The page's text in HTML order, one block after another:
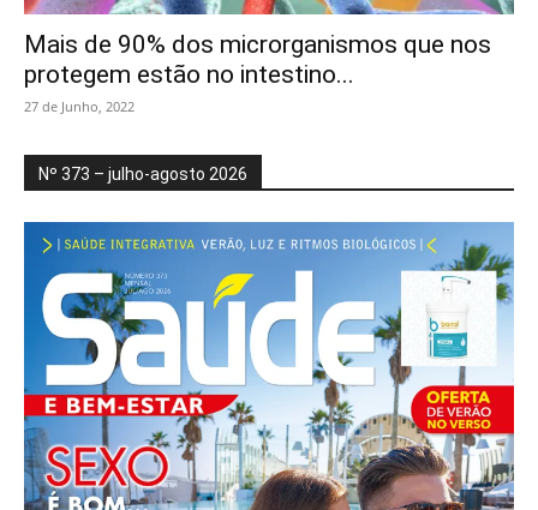
Mais de 90% dos microrganismos que nos
protegem estão no intestino...
27 de Junho, 2022
Nº 373 – julho-agosto 2026